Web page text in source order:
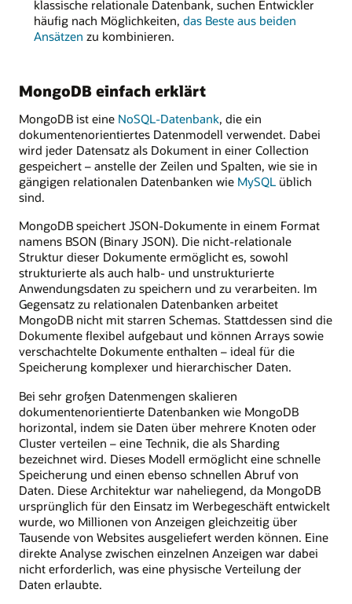
Replikat-
Cluster
Cluster
konfiguriert
sein.
Die
Datenfiles
enthalten
die
eigentlichen
Dokumente
innerhalb
der
MongoDB-
Datenbank.
Das
Chunk-
Speichersystem
teilt
Dateien
Abschnitte
fester
Größe
und
speichert
sie
entsprechend.
klassische relationale Datenbank, suchen Entwickler
häufig nach Möglichkeiten, das Beste aus beiden
Ansätzen zu kombinieren.
MongoDB einfach erklärt
MongoDB ist eine NoSQL-Datenbank, die ein
dokumentenorientiertes Datenmodell verwendet. Dabei
wird jeder Datensatz als Dokument in einer Collection
gespeichert – anstelle der Zeilen und Spalten, wie sie in
gängigen relationalen Datenbanken wie MySQL üblich
sind.
MongoDB speichert JSON-Dokumente in einem Format
namens BSON (Binary JSON). Die nicht-relationale
Struktur dieser Dokumente ermöglicht es, sowohl
strukturierte als auch halb- und unstrukturierte
Anwendungsdaten zu speichern und zu verarbeiten. Im
Gegensatz zu relationalen Datenbanken arbeitet
MongoDB nicht mit starren Schemas. Stattdessen sind die
Dokumente flexibel aufgebaut und können Arrays sowie
verschachtelte Dokumente enthalten – ideal für die
Speicherung komplexer und hierarchischer Daten.
Bei sehr großen Datenmengen skalieren
dokumentenorientierte Datenbanken wie MongoDB
horizontal, indem sie Daten über mehrere Knoten oder
Cluster verteilen – eine Technik, die als Sharding
bezeichnet wird. Dieses Modell ermöglicht eine schnelle
Speicherung und einen ebenso schnellen Abruf von
Daten. Diese Architektur war naheliegend, da MongoDB
ursprünglich für den Einsatz im Werbegeschäft entwickelt
wurde, wo Millionen von Anzeigen gleichzeitig über
Tausende von Websites ausgeliefert werden können. Eine
direkte Analyse zwischen einzelnen Anzeigen war dabei
nicht erforderlich, was eine physische Verteilung der
Daten erlaubte.